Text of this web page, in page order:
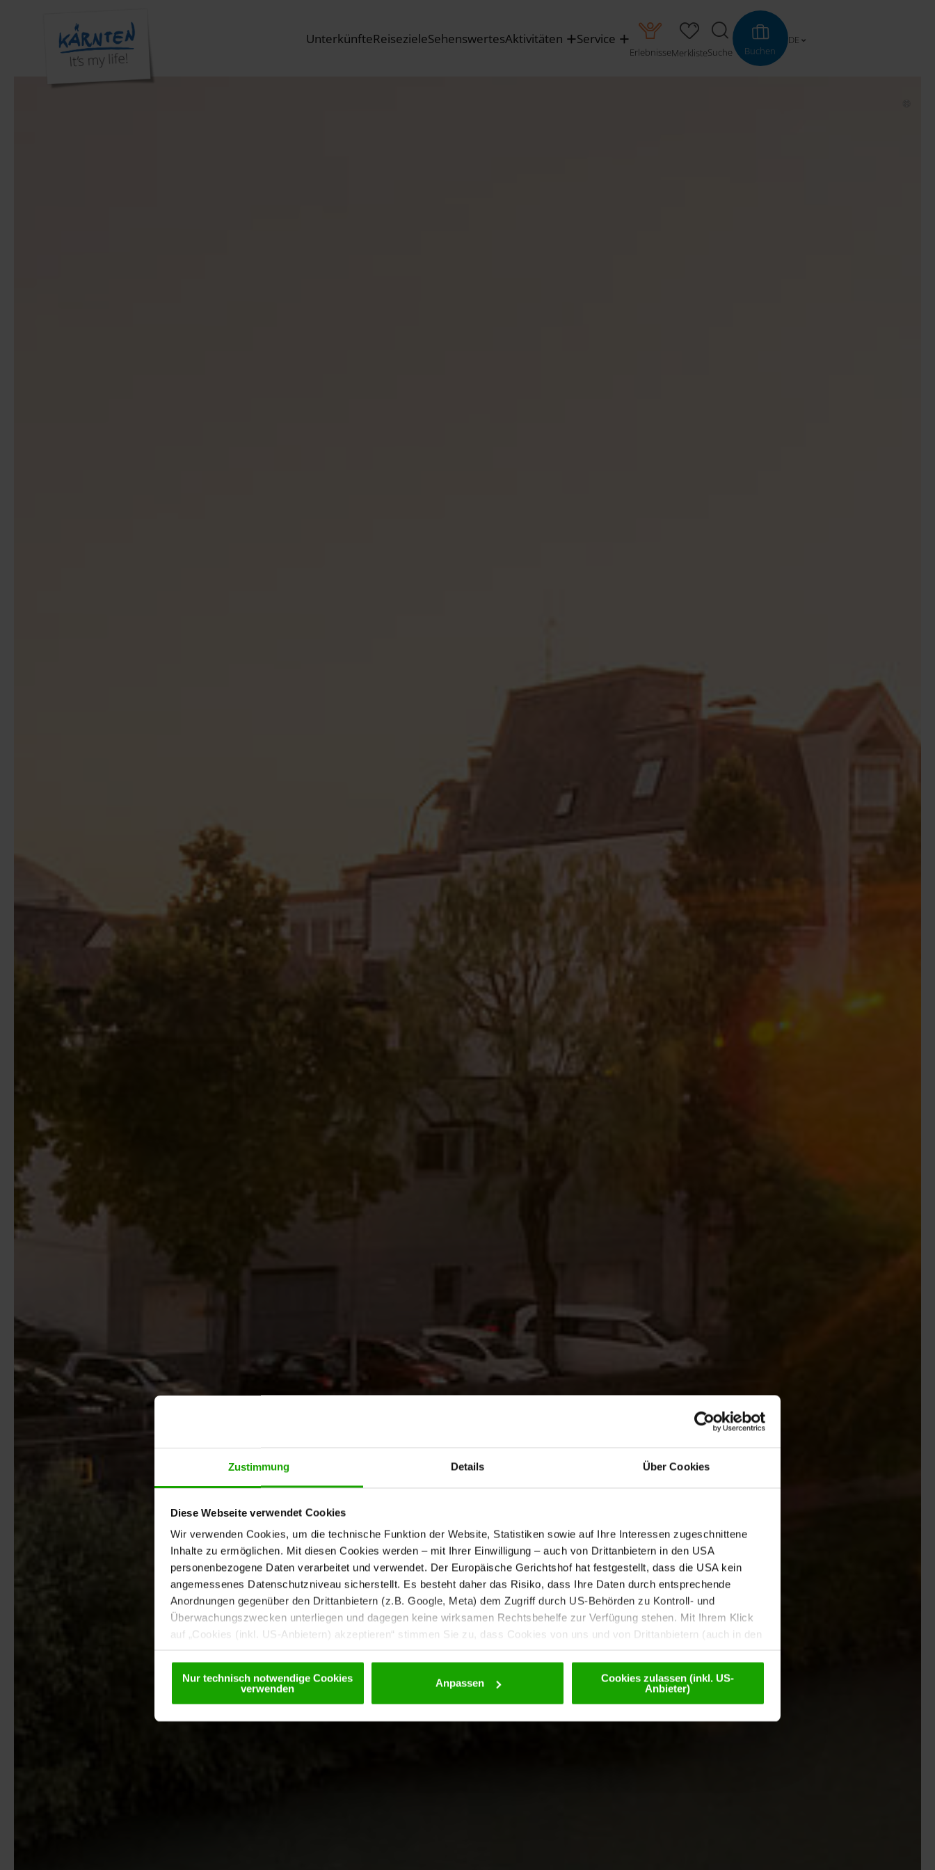
Zustimmung Details Über Cookies
Diese Webseite verwendet Cookies
Wir verwenden Cookies, um die technische Funktion der Website, Statistiken sowie auf Ihre Interessen zugeschnittene
Inhalte zu ermöglichen. Mit diesen Cookies werden – mit Ihrer Einwilligung – auch von Drittanbietern in den USA
personenbezogene Daten verarbeitet und verwendet. Der Europäische Gerichtshof hat festgestellt, dass die USA kein
angemessenes Datenschutzniveau sicherstellt. Es besteht daher das Risiko, dass Ihre Daten durch entsprechende
Anordnungen gegenüber den Drittanbietern (z.B. Google, Meta) dem Zugriff durch US-Behörden zu Kontroll- und
Überwachungszwecken unterliegen und dagegen keine wirksamen Rechtsbehelfe zur Verfügung stehen. Mit Ihrem Klick
auf „Cookies (inkl. US-Anbietern) akzeptieren“ stimmen Sie zu, dass Cookies von uns und von Drittanbietern (auch in den
Nur technisch notwendige Cookies
verwenden
Anpassen
Cookies zulassen (inkl. US-
Anbieter)
UnterkünfteReisezieleSehenswertesAktivitäten Service
ErlebnisseMerklisteSuche Buchen
DE